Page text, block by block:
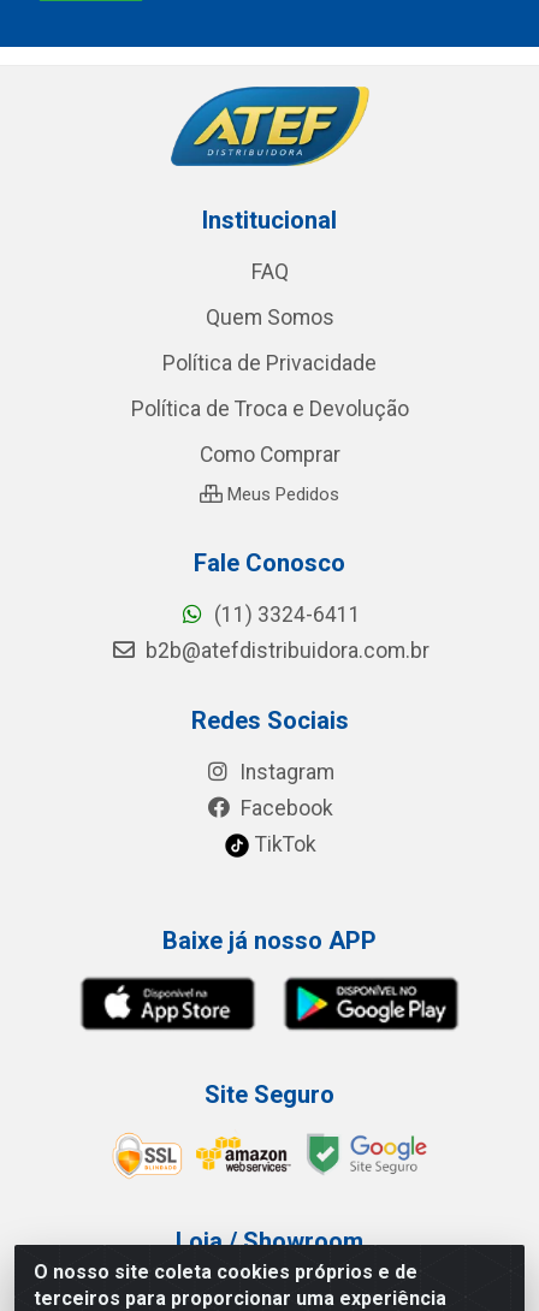
O nosso site coleta cookies próprios e de
terceiros para proporcionar uma experiência
Institucional
FAQ
Quem Somos
Política de Privacidade
Política de Troca e Devolução
Como Comprar
Meus Pedidos
Fale Conosco
(11) 3324-6411
b2b@atefdistribuidora.com.br
Redes Sociais
Instagram
Facebook
TikTok
Baixe já nosso APP
Site Seguro
Loja / Showroom
Tel.: (11) 3227-0546